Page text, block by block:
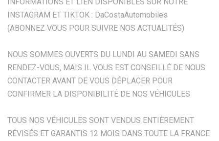
INSTAGRAM ET TIKTOK : DaCostaAutomobiles
(ABONNEZ VOUS POUR SUIVRE NOS ACTUALITÉS)
NOUS SOMMES OUVERTS DU LUNDI AU SAMEDI SANS
RENDEZ-VOUS, MAIS IL VOUS EST CONSEILLÉ DE NOUS
CONTACTER AVANT DE VOUS DÉPLACER POUR
CONFIRMER LA DISPONIBILITÉ DE NOS VÉHICULES
TOUS NOS VÉHICULES SONT VENDUS ENTIÈREMENT
RÉVISÉS ET GARANTIS 12 MOIS DANS TOUTE LA FRANCE